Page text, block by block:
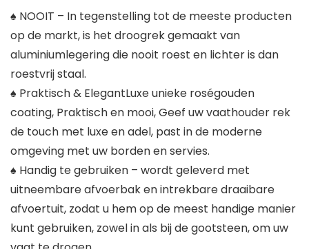
♠ NOOIT – In tegenstelling tot de meeste producten
op de markt, is het droogrek gemaakt van
aluminiumlegering die nooit roest en lichter is dan
roestvrij staal.
♠ Praktisch & ElegantLuxe unieke roségouden
coating, Praktisch en mooi, Geef uw vaathouder rek
de touch met luxe en adel, past in de moderne
omgeving met uw borden en servies.
♠ Handig te gebruiken – wordt geleverd met
uitneembare afvoerbak en intrekbare draaibare
afvoertuit, zodat u hem op de meest handige manier
kunt gebruiken, zowel in als bij de gootsteen, om uw